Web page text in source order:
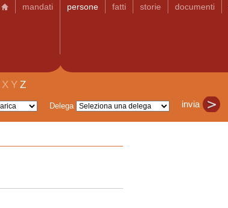
mandati persone fatti storie documenti
X Y Z
Delega